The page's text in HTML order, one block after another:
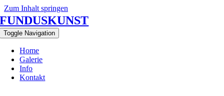
Zum Inhalt springen
FUNDUSKUNST
Toggle Navigation
Home
Galerie
Info
Kontakt